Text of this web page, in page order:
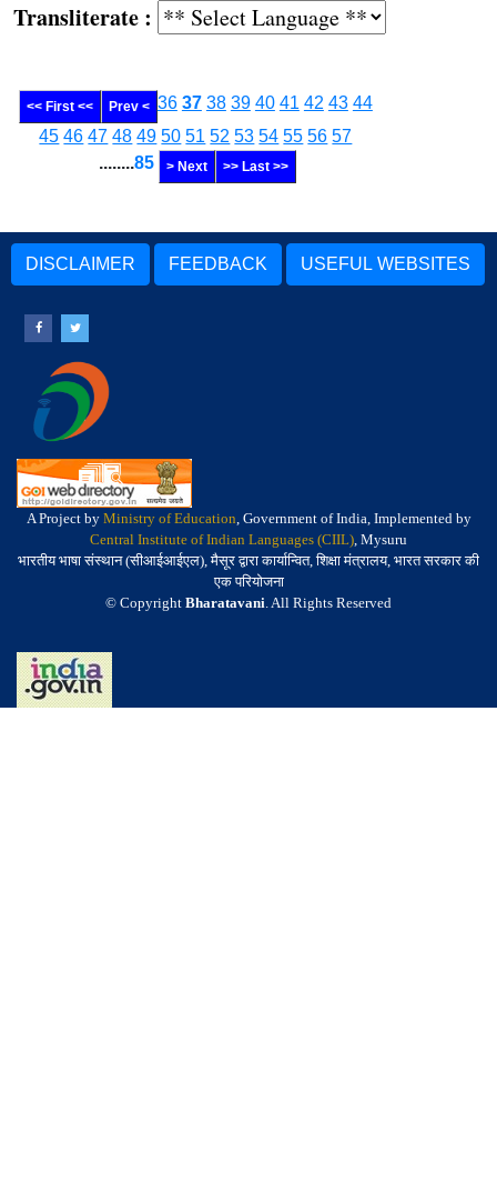
:
<< First << Prev < 36 37 38 39 40 41 42 43 44
45 46 47 48 49 50 51 52 53 54 55 56 57
........85 > Next >> Last >>
DISCLAIMER FEEDBACK USEFUL WEBSITES
A Project by Ministry of Education, Government of India, Implemented by
Central Institute of Indian Languages (CIIL), Mysuru
भारतीय भाषा संस्थान (सीआईआईएल), मैसूर द्वारा कार्यान्वित, शिक्षा मंत्रालय, भारत सरकार की
एक परियोजना
© Copyright Bharatavani. All Rights Reserved